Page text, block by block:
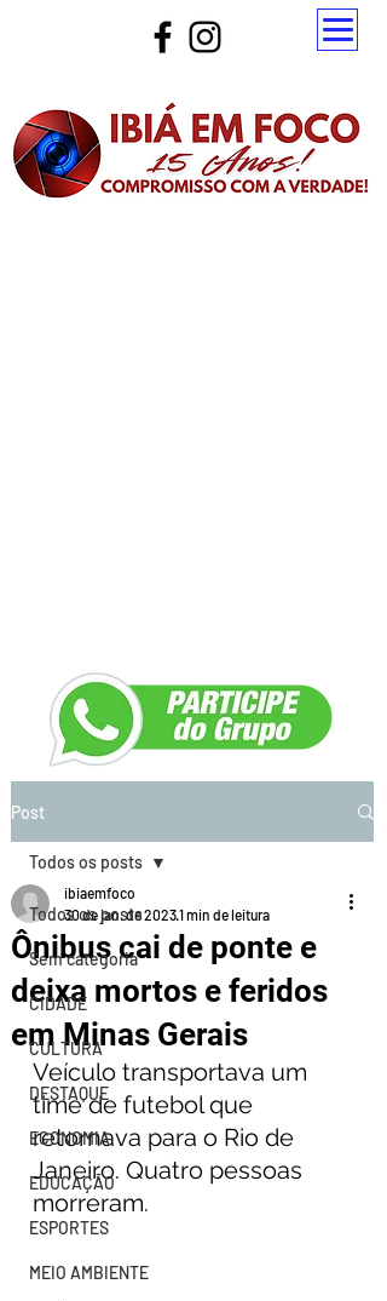
Post
Todos os posts
Sem categoria
CIDADE
CULTURA
DESTAQUE
ECONOMIA
EDUCAÇÃO
ESPORTES
MEIO AMBIENTE
Todos os posts
Ônibus cai de ponte e
deixa mortos e feridos
em Minas Gerais
ibiaemfoco
30 de jan. de 20231 min de leitura
Veículo transportava um
time de futebol que
retornava para o Rio de
Janeiro. Quatro pessoas
morreram.